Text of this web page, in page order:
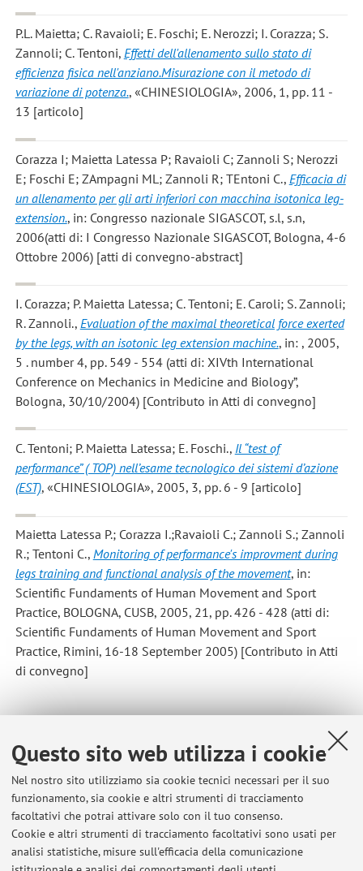
Questo sito web utilizza i cookie
Nel nostro sito utilizziamo sia cookie tecnici necessari per il suo
funzionamento, sia cookie e altri strumenti di tracciamento
facoltativi che potrai attivare solo con il tuo consenso.
Cookie e altri strumenti di tracciamento facoltativi sono usati per
analisi statistiche, misure sull'efficacia della comunicazione
P.L. Maietta; C. Ravaioli; E. Foschi; E. Nerozzi; I. Corazza; S.
Zannoli; C. Tentoni, Effetti dell'allenamento sullo stato di
efficienza fisica nell'anziano.Misurazione con il metodo di
variazione di potenza., «CHINESIOLOGIA», 2006, 1, pp. 11 -
13 [articolo]
Corazza I; Maietta Latessa P; Ravaioli C; Zannoli S; Nerozzi
E; Foschi E; ZAmpagni ML; Zannoli R; TEntoni C., Efficacia di
un allenamento per gli arti inferiori con macchina isotonica leg-
extension., in: Congresso nazionale SIGASCOT, s.l, s.n,
2006(atti di: I Congresso Nazionale SIGASCOT, Bologna, 4-6
Ottobre 2006) [atti di convegno-abstract]
I. Corazza; P. Maietta Latessa; C. Tentoni; E. Caroli; S. Zannoli;
R. Zannoli., Evaluation of the maximal theoretical force exerted
by the legs, with an isotonic leg extension machine., in: , 2005,
5 . number 4, pp. 549 - 554 (atti di: XIVth International
Conference on Mechanics in Medicine and Biology”,
Bologna, 30/10/2004) [Contributo in Atti di convegno]
C. Tentoni; P. Maietta Latessa; E. Foschi., Il “test of
performance” ( TOP) nell’esame tecnologico dei sistemi d’azione
(EST), «CHINESIOLOGIA», 2005, 3, pp. 6 - 9 [articolo]
Maietta Latessa P.; Corazza I.;Ravaioli C.; Zannoli S.; Zannoli
R.; Tentoni C., Monitoring of performance's improvment during
legs training and functional analysis of the movement, in:
Scientific Fundaments of Human Movement and Sport
Practice, BOLOGNA, CUSB, 2005, 21, pp. 426 - 428 (atti di:
Scientific Fundaments of Human Movement and Sport
Practice, Rimini, 16-18 September 2005) [Contributo in Atti
di convegno]
Pubblicazioni antecedenti il 2004
Ultimi avvisi